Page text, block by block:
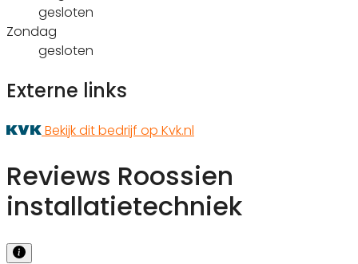
gesloten
Zondag
gesloten
Externe links
Bekijk dit bedrijf op Kvk.nl
Reviews Roossien
installatietechniek